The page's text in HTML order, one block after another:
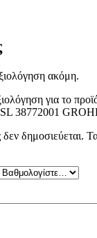
ακόμη.
για το
38772001
δημοσιεύεται.